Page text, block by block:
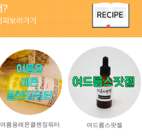
여름용레몬클렌징워터 여드름스팟젤